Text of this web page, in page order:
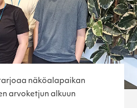
näköalapaikan
arvoketjun alkuun